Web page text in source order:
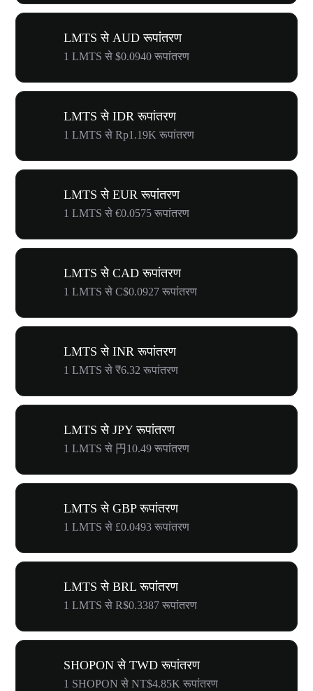
LMTS से AUD रूपांतरण
1 LMTS से $0.0940 रूपांतरण
LMTS से IDR रूपांतरण
1 LMTS से Rp1.19K रूपांतरण
LMTS से EUR रूपांतरण
1 LMTS से €0.0575 रूपांतरण
LMTS से CAD रूपांतरण
1 LMTS से C$0.0927 रूपांतरण
LMTS से INR रूपांतरण
1 LMTS से ₹6.32 रूपांतरण
LMTS से JPY रूपांतरण
1 LMTS से 円10.49 रूपांतरण
LMTS से GBP रूपांतरण
1 LMTS से £0.0493 रूपांतरण
LMTS से BRL रूपांतरण
1 LMTS से R$0.3387 रूपांतरण
SHOPON से TWD रूपांतरण
1 SHOPON से NT$4.85K रूपांतरण